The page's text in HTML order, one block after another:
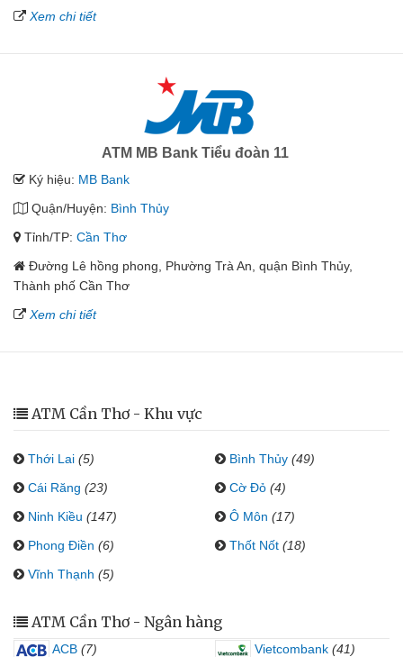
Xem chi tiết
ATM MB Bank Tiểu đoàn 11
Ký hiệu: MB Bank
Quận/Huyện: Bình Thủy
Tỉnh/TP: Cần Thơ
Đường Lê hồng phong, Phường Trà An, quận Bình Thủy,
Thành phố Cần Thơ
Xem chi tiết
ATM Cần Thơ - Khu vực
Thới Lai (5) Bình Thủy (49)
Cái Răng (23) Cờ Đỏ (4)
Ninh Kiều (147) Ô Môn (17)
Phong Điền (6) Thốt Nốt (18)
Vĩnh Thạnh (5)
ATM Cần Thơ - Ngân hàng
ACB (7) Vietcombank (41)